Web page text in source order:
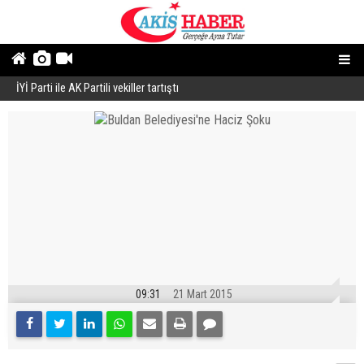
İYİ Parti ile AK Partili vekiller tartıştı
09:31 21 Mart 2015